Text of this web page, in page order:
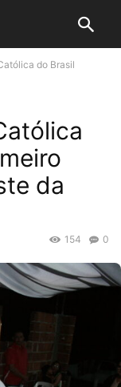
do Brasil
da
0
154